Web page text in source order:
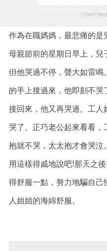
作為在職媽媽，最悲痛的
母親節前的星期日早上，
但他哭過不停，聲大如雷
的手上接過來，他即刻不
接回來，他又再哭過。工
哭了。正巧老公起來看看
抱就不哭，太太抱才會哭
用這樣得戚地說吧!那天之
得舒服一點，努力地騙自
人姐姐的海綿舒服。